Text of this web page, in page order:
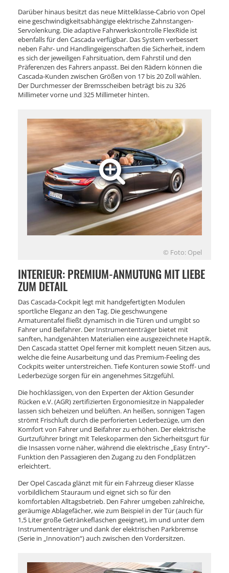
Darüber hinaus besitzt das neue Mittelklasse-Cabrio von Opel
eine geschwindigkeitsabhängige elektrische Zahnstangen-
Servolenkung. Die adaptive Fahrwerkskontrolle FlexRide ist
ebenfalls für den Cascada verfügbar. Das System verbessert
neben Fahr- und Handlingeigenschaften die Sicherheit, indem
es sich der jeweiligen Fahrsituation, dem Fahrstil und den
Präferenzen des Fahrers anpasst. Bei den Rädern können die
Cascada-Kunden zwischen Größen von 17 bis 20 Zoll wählen.
Der Durchmesser der Bremsscheiben beträgt bis zu 326
Millimeter vorne und 325 Millimeter hinten.
© Foto: Opel
INTERIEUR: PREMIUM-ANMUTUNG MIT LIEBE
ZUM DETAIL
Das Cascada-Cockpit legt mit handgefertigten Modulen
sportliche Eleganz an den Tag. Die geschwungene
Armaturentafel fließt dynamisch in die Türen und umgibt so
Fahrer und Beifahrer. Der Instrumententräger bietet mit
sanften, handgenähten Materialien eine ausgezeichnete Haptik.
Den Cascada stattet Opel ferner mit komplett neuen Sitzen aus,
welche die feine Ausarbeitung und das Premium-Feeling des
Cockpits weiter unterstreichen. Tiefe Konturen sowie Stoff- und
Lederbezüge sorgen für ein angenehmes Sitzgefühl.
Die hochklassigen, von den Experten der Aktion Gesunder
Rücken e.V. (AGR) zertifizierten Ergonomiesitze in Nappaleder
lassen sich beheizen und belüften. An heißen, sonnigen Tagen
strömt Frischluft durch die perforierten Lederbezüge, um den
Komfort von Fahrer und Beifahrer zu erhöhen. Der elektrische
Gurtzuführer bringt mit Teleskoparmen den Sicherheitsgurt für
die Insassen vorne näher, während die elektrische „Easy Entry“-
Funktion den Passagieren den Zugang zu den Fondplätzen
erleichtert.
Der Opel Cascada glänzt mit für ein Fahrzeug dieser Klasse
vorbildlichem Stauraum und eignet sich so für den
komfortablen Alltagsbetrieb. Den Fahrer umgeben zahlreiche,
geräumige Ablagefächer, wie zum Beispiel in der Tür (auch für
1,5 Liter große Getränkeflaschen geeignet), im und unter dem
Instrumententräger und dank der elektrischen Parkbremse
(Serie in „Innovation“) auch zwischen den Vordersitzen.